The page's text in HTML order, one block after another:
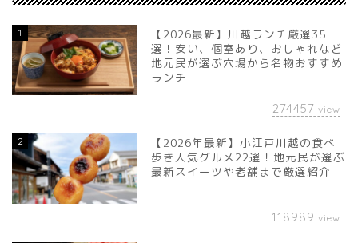
1
【2026最新】川越ランチ厳選35
選！安い、個室あり、おしゃれなど
地元民が選ぶ穴場から名物おすすめ
ランチ
274457 view
2
【2026年最新】小江戸川越の食べ
歩き人気グルメ22選！地元民が選ぶ
最新スイーツや老舗まで厳選紹介
118989 view